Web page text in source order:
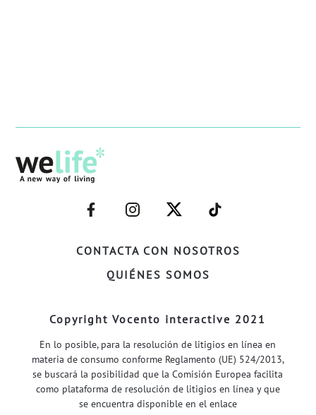
CONTACTA CON NOSOTROS
QUIÉNES SOMOS
–
FACEBOOK–
–
INSTAGRAM–
–
TWITTER–
–
WELIFE–
Copyright Vocento interactive 2021
En lo posible, para la resolución de litigios en línea en
materia de consumo conforme Reglamento (UE) 524/2013,
se buscará la posibilidad que la Comisión Europea facilita
como plataforma de resolución de litigios en línea y que
se encuentra disponible en el enlace